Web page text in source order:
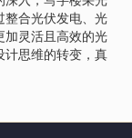
整合光伏发电、光
加灵活且高效的光
计思维的转变，真